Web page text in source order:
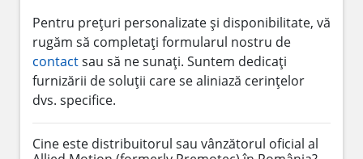
Pentru prețuri personalizate și disponibilitate, vă
rugăm să completați formularul nostru de
contactsau să ne sunați. Suntem dedicați
furnizării de soluții care se aliniază cerințelor
dvs. specifice.
Cine este distribuitorul sau vânzătorul oficial al